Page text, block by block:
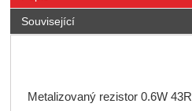
Související
Metalizovaný rezistor 0.6W 43R